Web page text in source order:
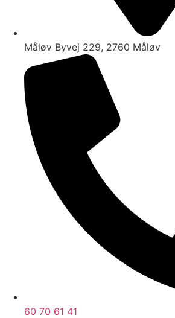
Måløv Byvej 229, 2760 Måløv
60 70 61 41